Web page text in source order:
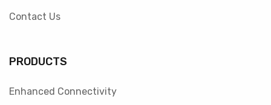
Contact Us
PRODUCTS
Enhanced Connectivity